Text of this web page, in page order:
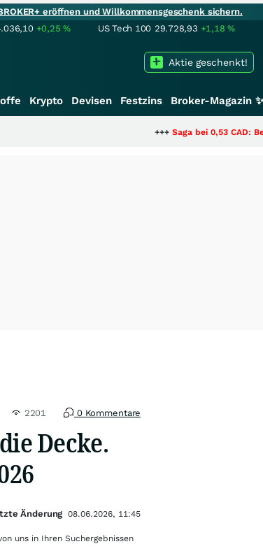
eröffnen und Willkommensgeschenk sichern.
+0,25% US Tech 100 29.728,93 +1,18%
Aktie geschenkt!
Krypto Devisen Festzins Broker-Magazin ✨
Saga bei 0,53 CAD: Bewertet der
2201 0 Kommentare
Decke.
Änderung 08.06.2026, 11:45
uns in Ihren Suchergebnissen